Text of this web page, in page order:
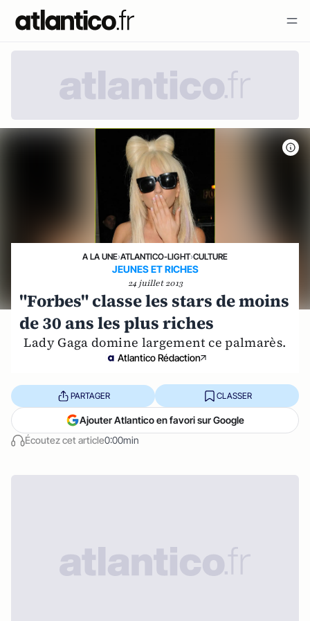
A LA UNE›ATLANTICO-LIGHT›CULTURE
JEUNES ET RICHES
24 juillet 2013
"Forbes" classe les stars de moins
de 30 ans les plus riches
Lady Gaga domine largement ce palmarès.
Atlantico Rédaction
Écoutez cet article0:00min
PARTAGER CLASSER
Ajouter Atlantico en favori sur Google